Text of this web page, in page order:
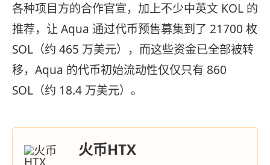
各种项目方的合作官宣，加上不少中英文 KOL 的
推荐，让 Aqua 通过代币预售募集到了 21700 枚
SOL（约 465 万美元），而这些资金已全部被转
移，Aqua 的代币初始流动性仅仅只有 860
SOL（约 18.4 万美元）。
火币HTX